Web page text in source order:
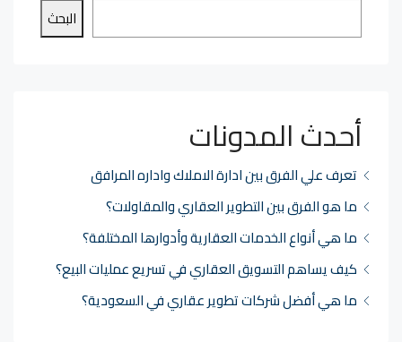
البحث
أحدث المدونات
تعرف علي الفرق بين ادارة الاملاك واداره المرافق
ما هو الفرق بين التطوير العقاري والمقاولات؟
ما هي أنواع الخدمات العقارية وأدوارها المختلفة؟
كيف يساهم التسويق العقاري في تسريع عمليات البيع؟
ما هي أفضل شركات تطوير عقاري في السعودية؟